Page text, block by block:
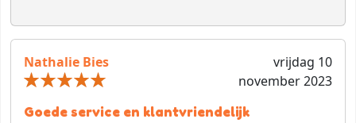
Nathalie Bies
vrijdag 10
november 2023
Goede service en klantvriendelijk